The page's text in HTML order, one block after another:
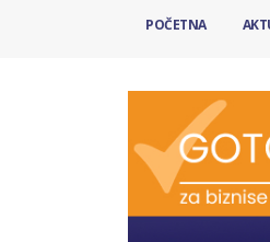
POČETNA